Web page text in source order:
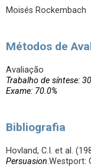
Moisés Rockembach
Métodos de
Avaliação
Trabalho de síntese:
Exame: 70.0%
Bibliografia
Hovland, C.I. et al.
Persuasion.Westport: